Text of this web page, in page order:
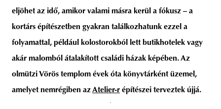
eljöhet az idő, amikor valami másra kerül a fókusz – a
kortárs építészetben gyakran találkozhatunk ezzel a
folyamattal, például kolostorokból lett butikhotelek vagy
akár malomból átalakított családi házak képében. Az
olmützi Vörös templom évek óta könyvtárként üzemel,
amelyet nemrégiben azAtelier-r építészei terveztek újjá.